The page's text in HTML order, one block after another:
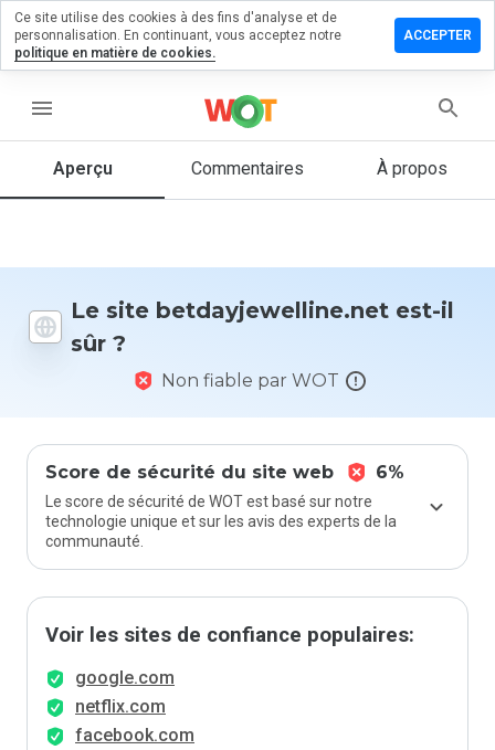
menu
Aperçu Commentaires À propos
Le site betdayjewelline.net est-il
sûr ?
Non fiable par WOT
Score de sécurité du site web 6%
Le score de sécurité de WOT est basé sur notre
technologie unique et sur les avis des experts de la
communauté.
Voir les sites de confiance populaires:
google.com
netflix.com
facebook.com
un
sur
Quelle
donneriez-
Ce site utilise des cookies à des fins d'analyse et de
personnalisation. En continuant, vous acceptez notre
politique en matière de cookies.
ACCEPTER